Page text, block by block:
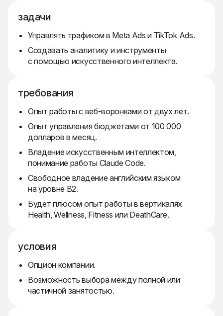
задачи
Управлять трафиком в Meta Ads и TikTok Ads.
Создавать аналитику и инструменты
с помощью искусственного интеллекта.
требования
Опыт работы с веб-воронками от двух лет.
Опыт управления бюджетами от 100 000
долларов в месяц.
Владение искусственным интеллектом,
понимание работы Claude Code.
Свободное владение английским языком
на уровне B2.
Будет плюсом опыт работы в вертикалях
Health, Wellness, Fitness или DeathCare.
условия
Опцион компании.
Возможность выбора между полной или
частичной занятостью.